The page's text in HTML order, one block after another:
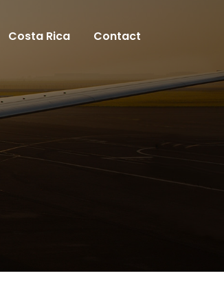
Costa Rica Contact